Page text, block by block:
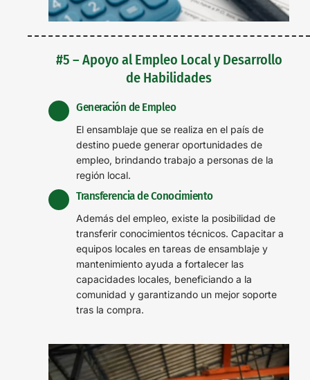
#5 – Apoyo al Empleo Local y Desarrollo
de Habilidades
Generación de Empleo
El ensamblaje que se realiza en el país de
destino puede generar oportunidades de
empleo, brindando trabajo a personas de la
región local.
Transferencia de Conocimiento
Además del empleo, existe la posibilidad de
transferir conocimientos técnicos. Capacitar a
equipos locales en tareas de ensamblaje y
mantenimiento ayuda a fortalecer las
capacidades locales, beneficiando a la
comunidad y garantizando un mejor soporte
tras la compra.